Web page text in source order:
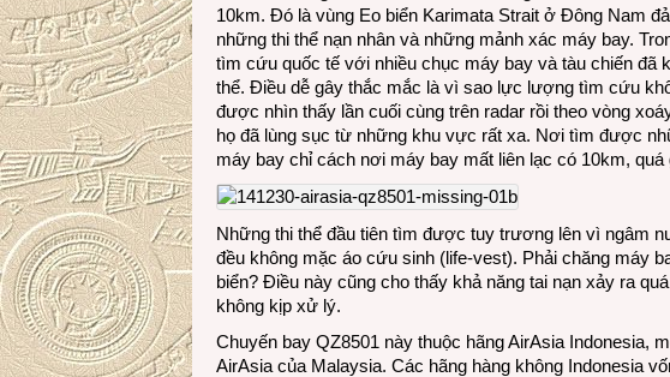
10km. Đó là vùng Eo biển Karimata Strait ở Đông Nam
những thi thể nạn nhân và những mảnh xác máy bay.
tìm cứu quốc tế với nhiều chục máy bay và tàu chiến đã
thể. Điều dễ gây thắc mắc là vì sao lực lượng tìm cứu
được nhìn thấy lần cuối cùng trên radar rồi theo vòng
họ đã lùng sục từ những khu vực rất xa. Nơi tìm được
máy bay chỉ cách nơi máy bay mất liên lạc có 10km, quá
Những thi thể đầu tiên tìm được tuy trương lên vì ngâm
đều không mặc áo cứu sinh (life-vest). Phải chăng máy
biển? Điều này cũng cho thấy khả năng tai nạn xảy ra
không kịp xử lý.
Chuyến bay QZ8501 này thuộc hãng AirAsia Indonesia,
AirAsia của Malaysia. Các hãng hàng không Indonesia